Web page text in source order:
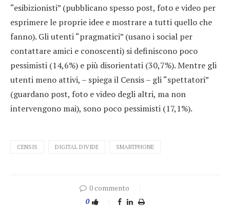
“esibizionisti” (pubblicano spesso post, foto e video per
esprimere le proprie idee e mostrare a tutti quello che
fanno). Gli utenti “pragmatici” (usano i social per
contattare amici e conoscenti) si definiscono poco
pessimisti (14,6%) e più disorientati (30,7%). Mentre gli
utenti meno attivi, – spiega il Censis – gli “spettatori”
(guardano post, foto e video degli altri, ma non
intervengono mai), sono poco pessimisti (17,1%).
CENSIS DIGITAL DIVIDE SMARTPHONE
0 commento
0